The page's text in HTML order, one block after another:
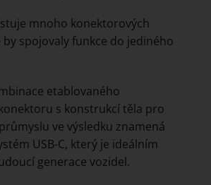
mnoho konektorových
spojovaly funkce do jediného
etablovaného
s konstrukcí těla pro
ve výsledku znamená
USB-C, který je ideálním
generace vozidel.